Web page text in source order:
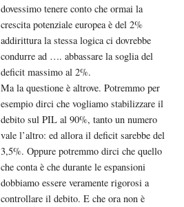
dovessimo tenere conto che ormai la
crescita potenziale europea è del 2%
addirittura la stessa logica ci dovrebbe
condurre ad …. abbassare la soglia del
deficit massimo al 2%.
Ma la questione è altrove. Potremmo per
esempio dirci che vogliamo stabilizzare il
debito sul PIL al 90%, tanto un numero
vale l’altro: ed allora il deficit sarebbe del
3,5%. Oppure potremmo dirci che quello
che conta è che durante le espansioni
dobbiamo essere veramente rigorosi a
controllare il debito. E che ora non è